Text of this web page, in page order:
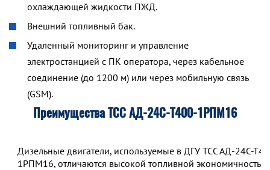
охлаждающей жидкости ПЖД.
Внешний топливный бак.
Удаленный мониторинг и управление
электростанцией с ПК оператора, через кабельное
соединение (до 1200 м) или через мобильную связь
(GSM).
Преимущества ТСС АД-24С-Т400-1РПМ16
Дизельные двигатели, используемые в ДГУ ТСС АД-24С-
1РПМ16, отличаются высокой топливной экономичностью.